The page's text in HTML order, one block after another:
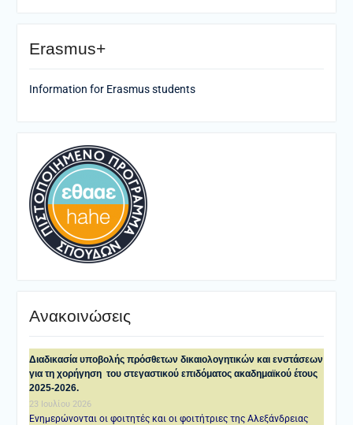
Erasmus+
Information for Erasmus students
Ανακοινώσεις
Διαδικασία υποβολής πρόσθετων δικαιολογητικών και ενστάσεων
για τη χορήγηση του στεγαστικού επιδόματος ακαδημαϊκού έτους
2025-2026.
23 Ιουλίου 2026
Ενημερώνονται οι φοιτητές και οι φοιτήτριες της Αλεξάνδρειας